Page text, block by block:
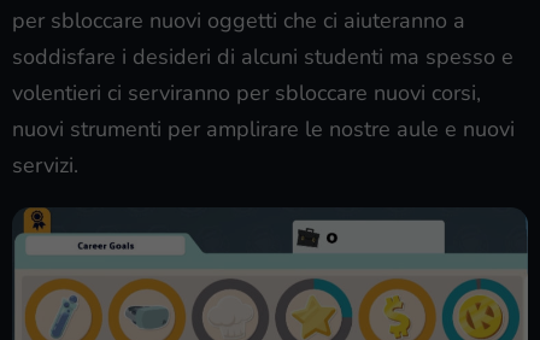
per sbloccare nuovi oggetti che ci aiuteranno a
soddisfare i desideri di alcuni studenti ma spesso e
volentieri ci serviranno per sbloccare nuovi corsi,
nuovi strumenti per amplirare le nostre aule e nuovi
servizi.